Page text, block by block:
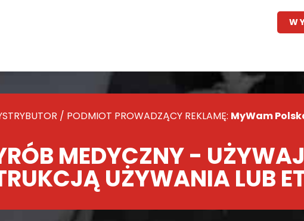
/ PODMIOT PROWADZĄCY REKLAMĘ: MyWam
MEDYCZNY -
UŻYWANIA LUB